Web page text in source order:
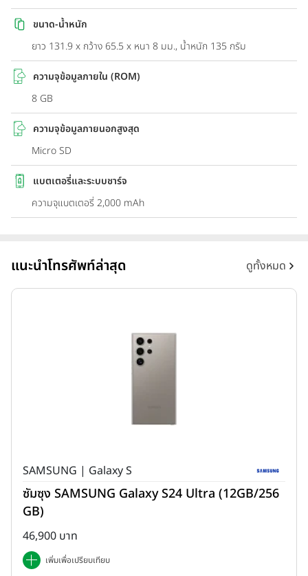
ขนาด-น้ำหนัก
ยาว 131.9 x กว้าง 65.5 x หนา 8 มม., น้ำหนัก 135 กรัม
ความจุข้อมูลภายใน (ROM)
8 GB
ความจุข้อมูลภายนอกสูงสุด
Micro SD
แบตเตอรี่และระบบชาร์จ
ความจุแบตเตอรี่ 2,000 mAh
แนะนำโทรศัพท์ล่าสุด ดูทั้งหมด
SAMSUNG | Galaxy S
ซัมซุง SAMSUNG Galaxy S24 Ultra (12GB/256
GB)
46,900 บาท
เพิ่มเพื่อเปรียบเทียบ